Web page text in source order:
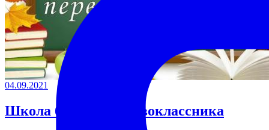
04.09.2021
Школа будущего первоклассника